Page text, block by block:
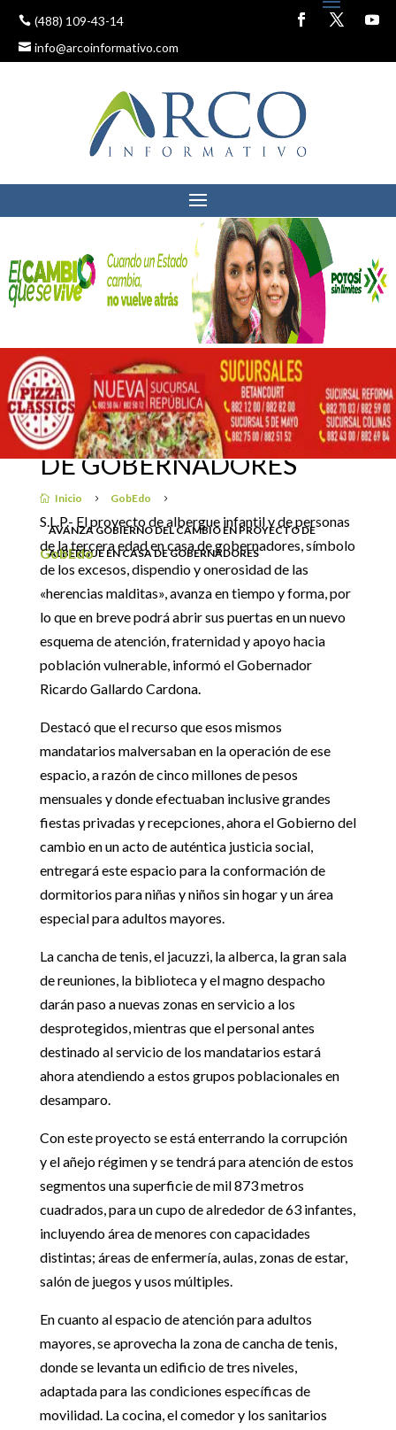
(488) 109-43-14
info@arcoinformativo.com
 Inicio 5 GobEdo 5
AVANZA GOBIERNO DEL CAMBIO EN PROYECTO DE
ALBERGUE EN CASA DE GOBERNADORES
AVANZA GOBIERNO DEL
CAMBIO EN PROYECTO
DE ALBERGUE EN CASA
DE GOBERNADORES
GobEdo
26 febrero, 2023
S.L.P.- El proyecto de albergue infantil y de personas
de la tercera edad en casa de gobernadores, símbolo
de los excesos, dispendio y onerosidad de las
«herencias malditas», avanza en tiempo y forma, por
lo que en breve podrá abrir sus puertas en un nuevo
esquema de atención, fraternidad y apoyo hacia
población vulnerable, informó el Gobernador
Ricardo Gallardo Cardona.
Destacó que el recurso que esos mismos
mandatarios malversaban en la operación de ese
espacio, a razón de cinco millones de pesos
mensuales y donde efectuaban inclusive grandes
fiestas privadas y recepciones, ahora el Gobierno del
cambio en un acto de auténtica justicia social,
entregará este espacio para la conformación de
dormitorios para niñas y niños sin hogar y un área
especial para adultos mayores.
La cancha de tenis, el jacuzzi, la alberca, la gran sala
de reuniones, la biblioteca y el magno despacho
darán paso a nuevas zonas en servicio a los
desprotegidos, mientras que el personal antes
destinado al servicio de los mandatarios estará
ahora atendiendo a estos grupos poblacionales en
desamparo.
Con este proyecto se está enterrando la corrupción
y el añejo régimen y se tendrá para atención de estos
segmentos una superficie de mil 873 metros
cuadrados, para un cupo de alrededor de 63 infantes,
incluyendo área de menores con capacidades
distintas; áreas de enfermería, aulas, zonas de estar,
salón de juegos y usos múltiples.
En cuanto al espacio de atención para adultos
mayores, se aprovecha la zona de cancha de tenis,
donde se levanta un edificio de tres niveles,
adaptada para las condiciones específicas de
movilidad. La cocina, el comedor y los sanitarios